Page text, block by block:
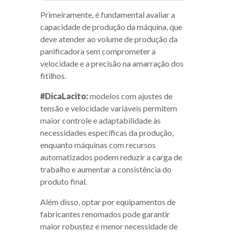
Primeiramente, é fundamental avaliar a
capacidade de produção da máquina, que
deve atender ao volume de produção da
panificadora sem comprometer a
velocidade e a precisão na amarração dos
fitilhos.
#DicaLacito:modelos com ajustes de
tensão e velocidade variáveis permitem
maior controle e adaptabilidade às
necessidades específicas da produção,
enquanto máquinas com recursos
automatizados podem reduzir a carga de
trabalho e aumentar a consistência do
produto final.
Além disso, optar por equipamentos de
fabricantes renomados pode garantir
maior robustez e menor necessidade de